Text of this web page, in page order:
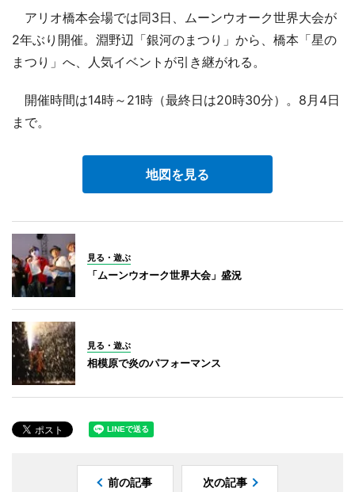
アリオ橋本会場では同3日、ムーンウオーク世界大会が
2年ぶり開催。淵野辺「銀河のまつり」から、橋本「星の
まつり」へ、人気イベントが引き継がれる。
開催時間は14時～21時（最終日は20時30分）。8月4日
まで。
地図を見る
見る・遊ぶ
「ムーンウオーク世界大会」盛況
見る・遊ぶ
相模原で炎のパフォーマンス
前の記事 次の記事